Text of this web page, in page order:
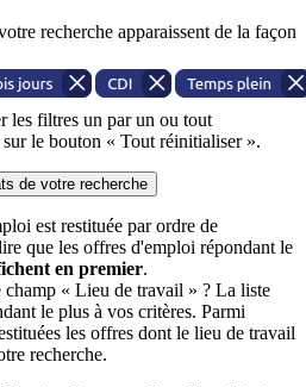
recherche apparaissent de la façon
les filtres un par un ou tout
le bouton « Tout réinitialiser ».
de votre recherche
est restituée par ordre de
que les offres d'emploi répondant le
en premier.
champ « Lieu de travail » ? La liste
le plus à vos critères. Parmi
les offres dont le lieu de travail
recherche.